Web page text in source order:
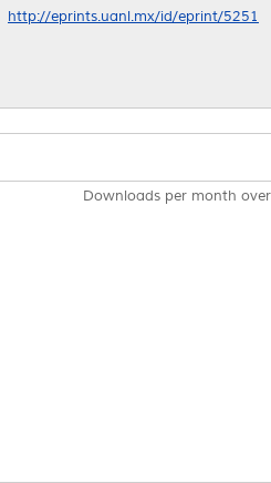
http://eprints.uanl.mx/id/eprint/5251
Downloads per month